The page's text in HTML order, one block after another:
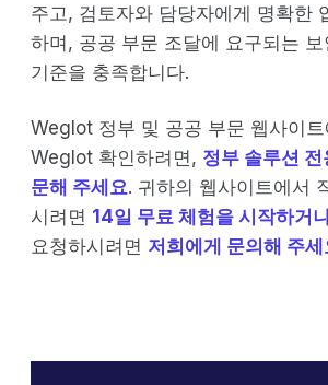
주고, 검토자와 담당자에게 명확한
하며, 공공 부문 조달에 요구되는
기준을 충족합니다.
Weglot 정부 및 공공 부문 웹사이트
Weglot 확인하려면, 정부 솔루션
문해 주세요. 귀하의 웹사이트에서
시려면 14일 무료 체험을 시작하거
요청하시려면 저희에게 문의해 주세